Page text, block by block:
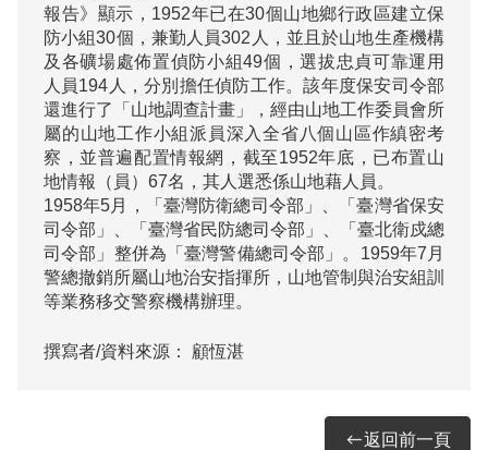
報告》顯示，1952年已在30個山地鄉行政區建立保
防小組30個，兼勤人員302人，並且於山地生產機構
及各礦場處佈置偵防小組49個，選拔忠貞可靠運用
人員194人，分別擔任偵防工作。該年度保安司令部
還進行了「山地調查計畫」，經由山地工作委員會所
屬的山地工作小組派員深入全省八個山區作縝密考
察，並普遍配置情報網，截至1952年底，已布置山
地情報（員）67名，其人選悉係山地藉人員。
1958年5月，「臺灣防衛總司令部」、「臺灣省保安
司令部」、「臺灣省民防總司令部」、「臺北衛戍總
司令部」整併為「臺灣警備總司令部」。1959年7月
警總撤銷所屬山地治安指揮所，山地管制與治安組訓
撰寫者/資料來源： 顧恆湛
返回前一頁